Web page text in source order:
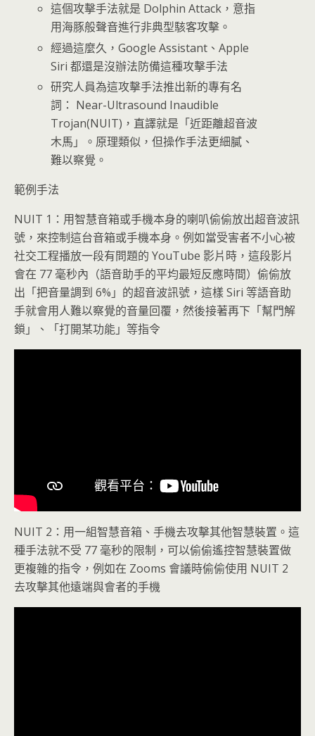
這個攻擊手法就是 Dolphin Attack，意指
用海豚般聲音進行非典型駭客攻擊。
經過這麼久，Google Assistant、Apple
Siri 都還是沒辦法防備這種攻擊手法
研究人員為這攻擊手法推出新的專有名
詞： Near-Ultrasound Inaudible
Trojan(NUIT)，直譯就是「近距離超音波
木馬」。原理類似，但操作手法更細膩、
難以察覺。
範例手法
NUIT 1：用智慧音箱或手機本身的喇叭偷偷放出超音波訊
號，來控制這台音箱或手機本身。例如當受害者不小心被
社交工程播放一段有問題的 YouTube 影片時，這段影片
會在 77 毫秒內（語音助手的平均最短反應時間）偷偷放
出「把音量調到 6%」的超音波訊號，這樣 Siri 等語音助
手就會用人難以察覺的音量回覆，然後接著再下「幫門解
鎖」、「打開某功能」等指令
NUIT 2：用一組智慧音箱、手機去攻擊其他智慧裝置。這
種手法就不受 77 毫秒的限制，可以偷偷遙控智慧裝置做
更複雜的指令，例如在 Zooms 會議時偷偷使用 NUIT 2
去攻擊其他遠端與會者的手機